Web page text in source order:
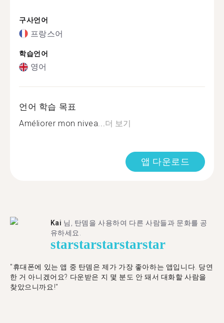
구사언어
프랑스어
학습언어
영어
언어 학습 목표
Améliorer mon nivea...더 보기
앱 다운로드
Kai 님, 탄뎀을 사용하여 다른 사람들과 문화를 공
유하세요.
starstarstarstarstar
"휴대폰에 있는 앱 중 탄뎀은 제가 가장 좋아하는 앱입니다. 당연
한 거 아니겠어요? 다운받은 지 몇 분도 안 돼서 대화할 사람을
찾았으니까요!"